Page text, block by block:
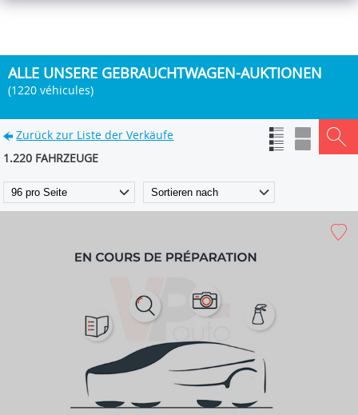
ALLE UNSERE GEBRAUCHTWAGEN-AUKTIONEN
(1220 véhicules)
Zurück zur Liste der Verkäufe
1.220 FAHRZEUGE